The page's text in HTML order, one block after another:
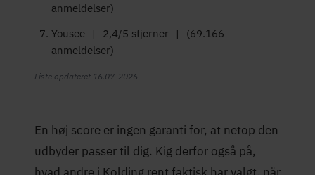
anmeldelser)
Yousee
| 2,4/5 stjerner |
(69.166
anmeldelser)
Liste opdateret 16.07-2026
En høj score er ingen garanti for, at netop den
udbyder passer til dig. Kig derfor også på,